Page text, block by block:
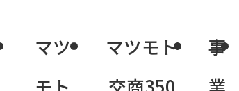
マツ
モト
マツモト
交商350
事
業